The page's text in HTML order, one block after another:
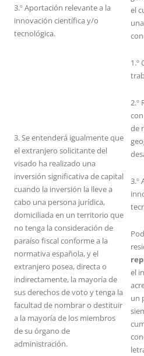
3.º Aportación relevante a la
innovación científica y/o
tecnológica.
3. Se entenderá igualmente que
el extranjero solicitante del
visado ha realizado una
inversión significativa de capital
cuando la inversión la lleve a
cabo una persona jurídica,
domiciliada en un territorio que
no tenga la consideración de
paraíso fiscal conforme a la
normativa española, y el
extranjero posea, directa o
indirectamente, la mayoría de
sus derechos de voto y tenga la
facultad de nombrar o destituir
a la mayoría de los miembros
de su órgano de
administración.
el
1.º
2.º
de
3.º
el
un